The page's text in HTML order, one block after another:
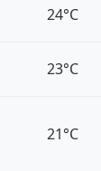
24°C
23°C
21°C